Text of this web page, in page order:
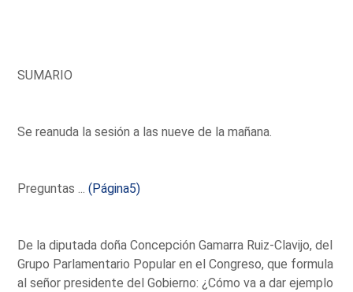
SUMARIO
Se reanuda la sesión a las nueve de la mañana.
Preguntas ...(Página5)
De la diputada doña Concepción Gamarra Ruiz-Clavijo, del
Grupo Parlamentario Popular en el Congreso, que formula
al señor presidente del Gobierno: ¿Cómo va a dar ejemplo